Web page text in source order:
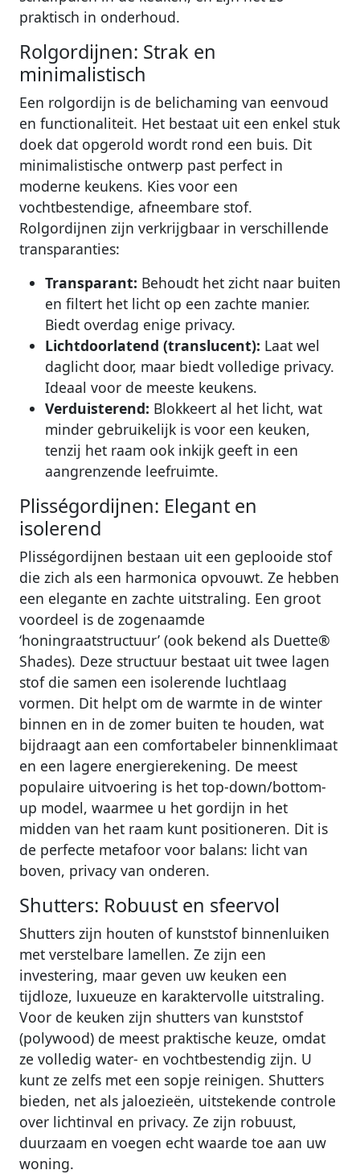
praktisch in onderhoud.
Rolgordijnen: Strak en
minimalistisch
Een rolgordijn is de belichaming van eenvoud
en functionaliteit. Het bestaat uit een enkel stuk
doek dat opgerold wordt rond een buis. Dit
minimalistische ontwerp past perfect in
moderne keukens. Kies voor een
vochtbestendige, afneembare stof.
Rolgordijnen zijn verkrijgbaar in verschillende
transparanties:
Transparant: Behoudt het zicht naar buiten
en filtert het licht op een zachte manier.
Biedt overdag enige privacy.
Lichtdoorlatend (translucent): Laat wel
daglicht door, maar biedt volledige privacy.
Ideaal voor de meeste keukens.
Verduisterend: Blokkeert al het licht, wat
minder gebruikelijk is voor een keuken,
tenzij het raam ook inkijk geeft in een
aangrenzende leefruimte.
Plisségordijnen: Elegant en
isolerend
Plisségordijnen bestaan uit een geplooide stof
die zich als een harmonica opvouwt. Ze hebben
een elegante en zachte uitstraling. Een groot
voordeel is de zogenaamde
‘honingraatstructuur’ (ook bekend als Duette®
Shades). Deze structuur bestaat uit twee lagen
stof die samen een isolerende luchtlaag
vormen. Dit helpt om de warmte in de winter
binnen en in de zomer buiten te houden, wat
bijdraagt aan een comfortabeler binnenklimaat
en een lagere energierekening. De meest
populaire uitvoering is het top-down/bottom-
up model, waarmee u het gordijn in het
midden van het raam kunt positioneren. Dit is
de perfecte metafoor voor balans: licht van
boven, privacy van onderen.
Shutters: Robuust en sfeervol
Shutters zijn houten of kunststof binnenluiken
met verstelbare lamellen. Ze zijn een
investering, maar geven uw keuken een
tijdloze, luxueuze en karaktervolle uitstraling.
Voor de keuken zijn shutters van kunststof
(polywood) de meest praktische keuze, omdat
ze volledig water- en vochtbestendig zijn. U
kunt ze zelfs met een sopje reinigen. Shutters
bieden, net als jaloezieën, uitstekende controle
over lichtinval en privacy. Ze zijn robuust,
duurzaam en voegen echt waarde toe aan uw
woning.